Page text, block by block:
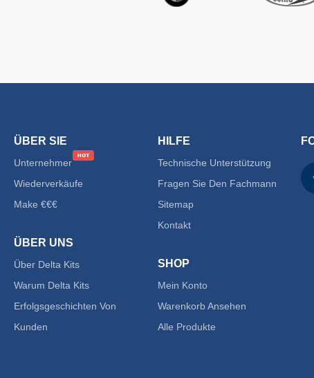
ÜBER SIE
Unternehmer
Wiederverkäufe
Make €€€
ÜBER UNS
Über Delta Kits
Warum Delta Kits
Erfolgsgeschichten Von
Kunden
HILFE
Technische Unterstützung
Fragen Sie Den Fachmann
Sitemap
Kontakt
SHOP
Mein Konto
Warenkorb Ansehen
Alle Produkte